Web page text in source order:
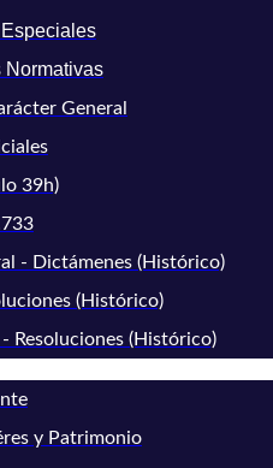
Especiales
Normativas
General
39h)
- Dictámenes (Histórico)
(Histórico)
Resoluciones (Histórico)
y Patrimonio